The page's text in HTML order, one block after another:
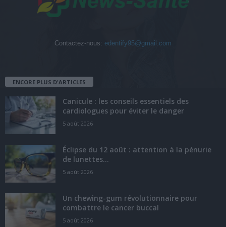
Contactez-nous: edentify95@gmail.com
ENCORE PLUS D'ARTICLES
Canicule : les conseils essentiels des
cardiologues pour éviter le danger
5 août 2026
Éclipse du 12 août : attention à la pénurie
de lunettes...
5 août 2026
Un chewing-gum révolutionnaire pour
combattre le cancer buccal
5 août 2026